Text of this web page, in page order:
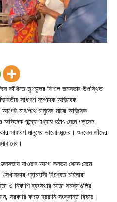
কাঁথিতে তৃণমূলের বিশাল জনসভার উপস্থিত
সাধারণ সম্পাদক অভিষেক
আগেই মাঝপথে মানুষের মাঝে অভিষেক
অভিষেক বন্দ্যোপাধ্যায় হঠাৎ নেমে পড়লেন
সাধারণ মানুষের ভালো-মন্দের। শুনলেন তাঁদের
জনসভায় যাওয়ার আগে কনভয় থেকে নেমে
গ্রামবাসী বিশেষত মহিলারা
ও নিকাশি ব্যবস্থার মতো সমস্যাগুলির
সরকারি কাজে হয়রানি সংক্রান্ত বিষয়ে।